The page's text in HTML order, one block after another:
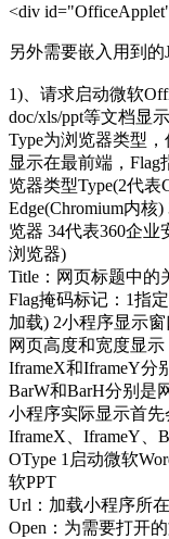
<div
另外需要嵌入用到的
1)、请求启动微软
doc/xls/ppt等文档显示
Type为浏览器类型
显示在最前端，Flag
览器类型Type(2代表
Edge(Chromium内核
览器 34代表360企业
浏览器)
Title：网页标题中的
Flag掩码标记：1指
加载) 2小程序显示
网页高度和宽度显
IframeX和IframeY分
BarW和BarH分别是
小程序实际显示首
IframeX、IframeY、
OType 1启动微软
软PPT
Url：加载小程序所
Open：为需要打开